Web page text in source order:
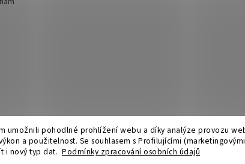
umožnili pohodlné prohlížení webu a díky analýze provozu
a použitelnost. Se souhlasem s Profilujícími
i nový typ dat. Podmínky zpracování osobních údajů
Upravit nastavení cookies